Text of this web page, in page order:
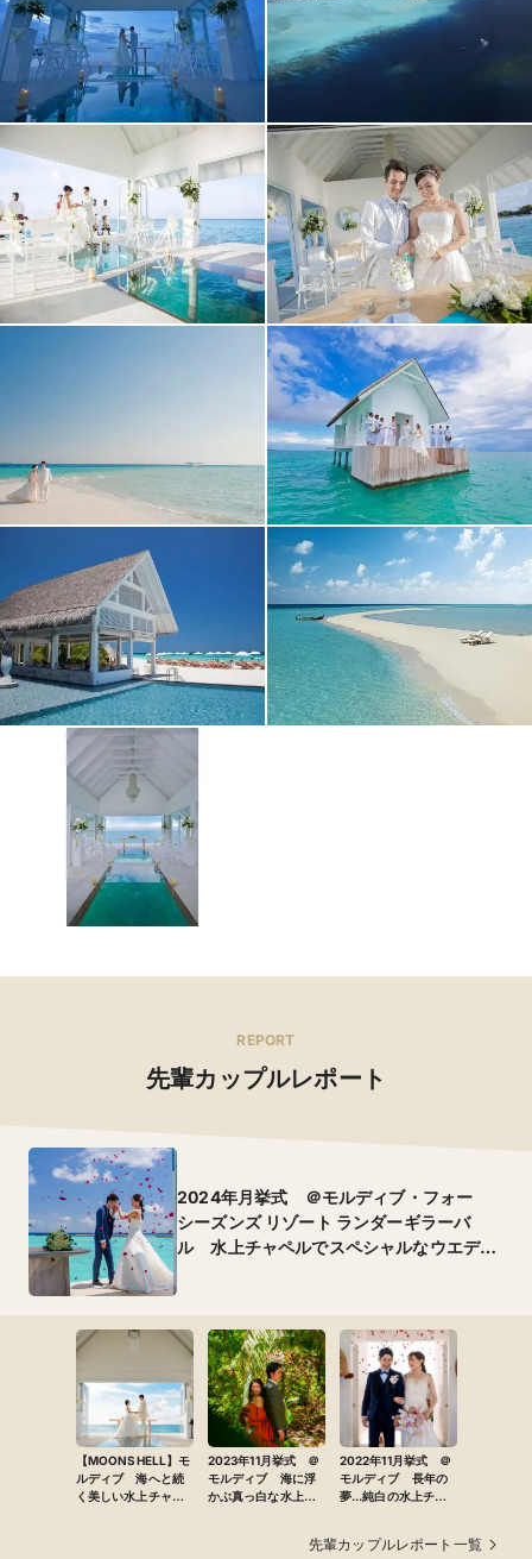
REPORT
先輩カップルレポート
2024年月挙式 ＠モルディブ・フォー
シーズンズ リゾート ランダーギラーバ
ル 水上チャペルでスペシャルなウエディ
【MOONSHELL】モ
ルディブ 海へと続
く美しい水上チャペ
2023年11月挙式 ＠
モルディブ 海に浮
かぶ真っ白な水上
む感動のセレモニー
2022年11月挙式 ＠
モルディブ 長年の
夢...純白の水上チャ
先輩カップルレポート一覧